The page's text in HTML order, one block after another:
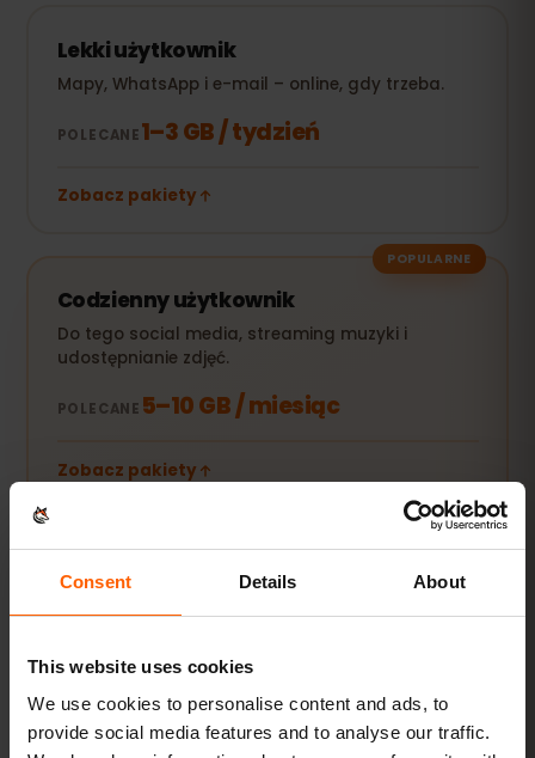
Consent Details About
This website uses cookies
We use cookies to personalise content and ads, to
provide social media features and to analyse our traffic.
Lekki użytkownik
Mapy, WhatsApp i e-mail – online, gdy trzeba.
POLECANE1–3 GB / tydzień
Zobacz pakiety
POPULARNE
Codzienny użytkownik
Do tego social media, streaming muzyki i
udostępnianie zdjęć.
POLECANE 5–10 GB / miesiąc
Zobacz pakiety
Streaming i hotspot
20 GB+ lub Unlimited
Zobacz pakiety